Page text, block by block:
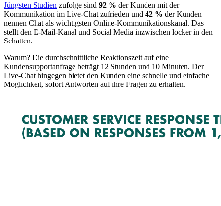
Jüngsten Studien zufolge sind 92 % der Kunden mit der
Kommunikation im Live-Chat zufrieden und 42 % der Kunden
nennen Chat als wichtigsten Online-Kommunikationskanal. Das
stellt den E-Mail-Kanal und Social Media inzwischen locker in den
Schatten.
Warum? Die durchschnittliche Reaktionszeit auf eine
Kundensupportanfrage beträgt 12 Stunden und 10 Minuten. Der
Live-Chat hingegen bietet den Kunden eine schnelle und einfache
Möglichkeit, sofort Antworten auf ihre Fragen zu erhalten.